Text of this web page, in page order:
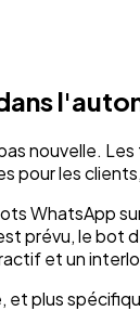
nouvelle.
les
WhatsApp
prévu, le bot
et un
plus